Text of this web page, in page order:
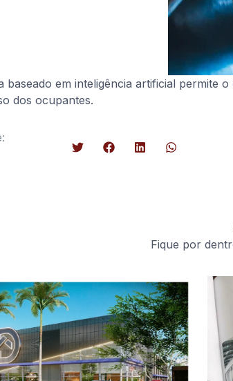
baseado em inteligência artificial permite
dos ocupantes.
Fique por